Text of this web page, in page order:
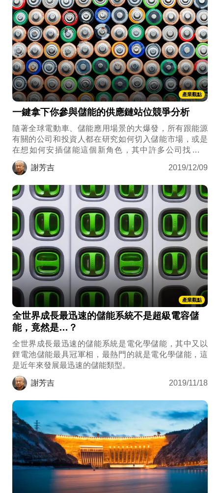
產業觀點
一鍵拿下你參與儲能的供應鏈站位競爭分析
隨著全球電動車、儲能應用場景的大爆發，所有跟能源
有關的公司和投資人都在研究如何切入儲能市場，或是
在想如何安插儲能這個新角色，其中許多公司找上了
我。我注意到，大部分的公司對儲能抱持著錯誤的期
待，更多的是一窩蜂的心態，哪裡有商機哪裡去當然是
謝芳吉 2019/12/09
產業觀點
全世界成長最迅速的儲能系統不是超級電容儲
能，竟然是…？
全世界成長最迅速的儲能系統是電化學儲能，其中又以
鋰電池儲能最具冠軍相，最熱門的就是電化學儲能，這
是近年來發展最迅速的儲能類型。
謝芳吉 2019/11/18